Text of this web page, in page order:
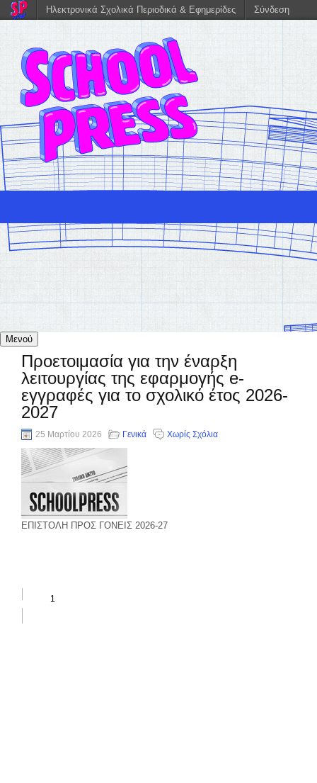
Μενού
Προετοιμασία για την έναρξη
λειτουργίας της εφαρμογής e-
εγγραφές για το σχολικό έτος 2026-
2027
25 Μαρτίου 2026 Γενικά Χωρίς Σχόλια
ΕΠΙΣΤΟΛΗ ΠΡΟΣ ΓΟΝΕΙΣ 2026-27
Ηλεκτρονικά Σχολικά Περιοδικά & Εφημερίδες Σύνδεση